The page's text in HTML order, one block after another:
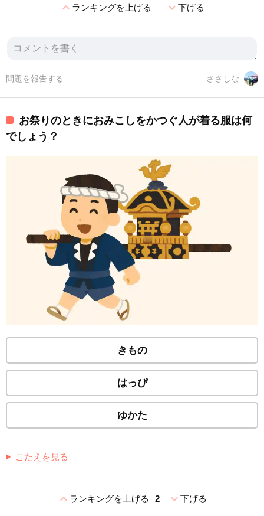
expand_lessランキングを上げる expand_more下げる
ささしな
問題を報告する
お祭りのときにおみこしをかつぐ人が着る服は何
でしょう？
きもの
はっぴ
ゆかた
こたえを見る
expand_lessランキングを上げる 2 expand_more下げる